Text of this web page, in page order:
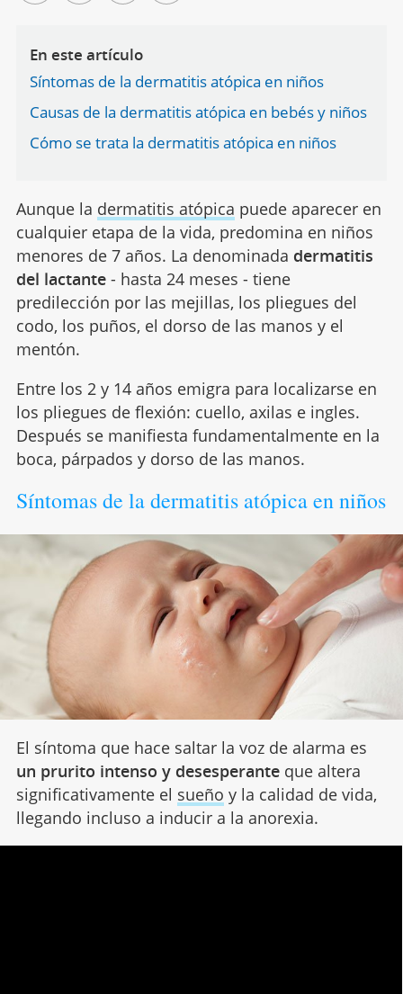
En este artículo
Síntomas de la dermatitis atópica en niños
Causas de la dermatitis atópica en bebés y niños
Cómo se trata la dermatitis atópica en niños
Aunque la dermatitis atópica puede aparecer en
cualquier etapa de la vida, predomina en niños
menores de 7 años. La denominada dermatitis
del lactante- hasta 24 meses - tiene
predilección por las mejillas, los pliegues del
codo, los puños, el dorso de las manos y el
mentón.
Entre los 2 y 14 años emigra para localizarse en
los pliegues de flexión: cuello, axilas e ingles.
Después se manifiesta fundamentalmente en la
boca, párpados y dorso de las manos.
Síntomas de la dermatitis atópica en niños
El síntoma que hace saltar la voz de alarma es
un prurito intenso y desesperanteque altera
significativamente el sueño y la calidad de vida,
llegando incluso a inducir a la anorexia.